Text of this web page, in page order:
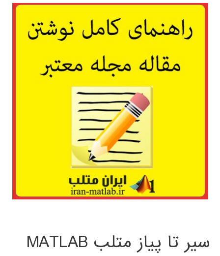
سیر تا پیاز متلب MATLAB